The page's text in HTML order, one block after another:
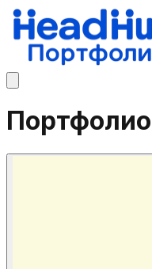
Портфолио